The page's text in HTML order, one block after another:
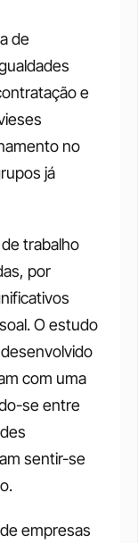
de
e
no
já
trabalho
por
O estudo
com uma
se entre
sentir-se
empresas